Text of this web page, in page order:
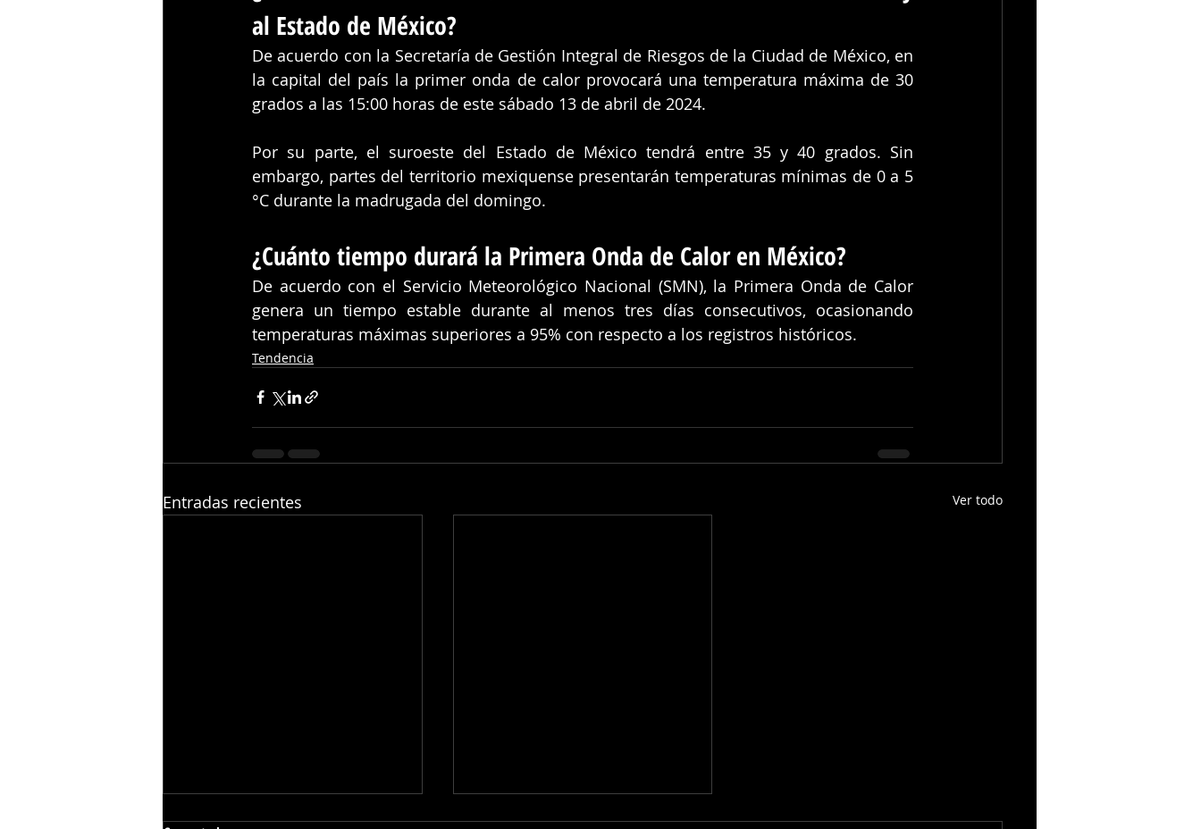
al Estado de México?
De acuerdo con la Secretaría de Gestión Integral de Riesgos de la Ciudad de México, en
la capital del país la primer onda de calor provocará una temperatura máxima de 30
grados a las 15:00 horas de este sábado 13 de abril de 2024.
Por su parte, el suroeste del Estado de México tendrá entre 35 y 40 grados. Sin
embargo, partes del territorio mexiquense presentarán temperaturas mínimas de 0 a 5
°C durante la madrugada del domingo.
¿Cuánto tiempo durará la Primera Onda de Calor en México?
De acuerdo con el Servicio Meteorológico Nacional (SMN), la Primera Onda de Calor
genera un tiempo estable durante al menos tres días consecutivos, ocasionando
temperaturas máximas superiores a 95% con respecto a los registros históricos.
Tendencia
Entradas recientes Ver todo